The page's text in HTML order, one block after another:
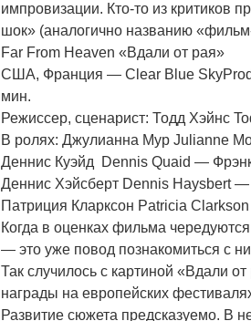
импровизации. Кто-то из критиков
шок» (аналогично названию
Far From Heaven «Вдали от рая»
США, Франция — Clear Blue
мин.
Режиссер, сценарист: Тодд Хэйнс
В ролях: Джулианна Мур Julianne
Деннис Куэйд Dennis Quaid —
Деннис Хэйсберт Dennis Haysbert
Патриция Кларксон Patricia
Когда в оценках фильма
— это уже повод познакомиться с
Так случилось с картиной «Вдали
награды на европейских
Развитие сюжета предсказуемо. В